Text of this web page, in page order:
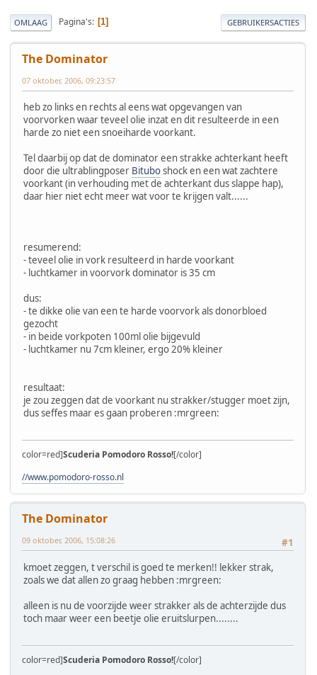
OMLAAG Pagina's 1 GEBRUIKERSACTIES
The Dominator
07 oktober, 2006, 09:23:57
heb zo links en rechts al eens wat opgevangen van
voorvorken waar teveel olie inzat en dit resulteerde in een
harde zo niet een snoeiharde voorkant.
Tel daarbij op dat de dominator een strakke achterkant heeft
door die ultrablingposer Bituboshock en een wat zachtere
voorkant (in verhouding met de achterkant dus slappe hap),
daar hier niet echt meer wat voor te krijgen valt......
resumerend:
- teveel olie in vork resulteerd in harde voorkant
- luchtkamer in voorvork dominator is 35 cm
dus:
- te dikke olie van een te harde voorvork als donorbloed
gezocht
- in beide vorkpoten 100ml olie bijgevuld
- luchtkamer nu 7cm kleiner, ergo 20% kleiner
resultaat:
je zou zeggen dat de voorkant nu strakker/stugger moet zijn,
dus seffes maar es gaan proberen :mrgreen:
color=red]Scuderia Pomodoro Rosso![/color]
//www.pomodoro-rosso.nl
The Dominator
#1
09 oktober, 2006, 15:08:26
kmoet zeggen, t verschil is goed te merken!! lekker strak,
zoals we dat allen zo graag hebben :mrgreen:
alleen is nu de voorzijde weer strakker als de achterzijde dus
toch maar weer een beetje olie eruitslurpen........
color=red]Scuderia Pomodoro Rosso![/color]